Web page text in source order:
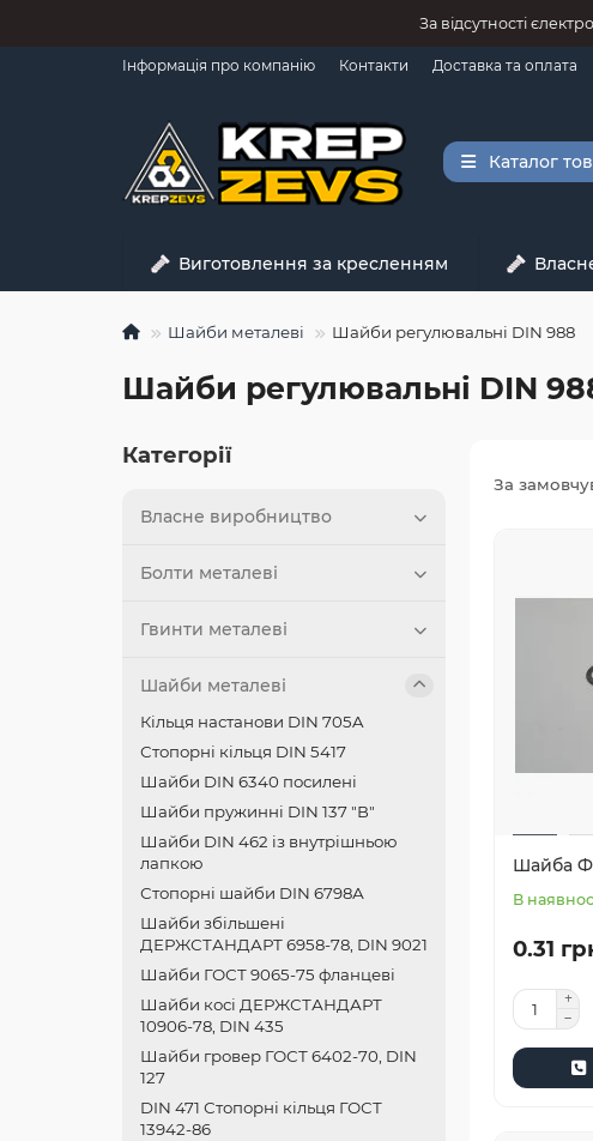
За відсутності
Інформація про компанію Контакти Доставка та оплата
Каталог
Виготовлення за кресленням
Шайби металеві Шайби регулювальні DIN 988
Шайби регулювальні DIN
Категорії
Власне виробництво
Болти металеві
Гвинти металеві
Шайби металеві
Кільця настанови DIN 705A
Стопорні кільця DIN 5417
Шайби DIN 6340 посилені
Шайби пружинні DIN 137 "В"
Шайби DIN 462 із внутрішньою
лапкою
Стопорні шайби DIN 6798А
Шайби збільшені
ДЕРЖСТАНДАРТ 6958-78, DIN 9021
Шайби ГОСТ 9065-75 фланцеві
Шайби косі ДЕРЖСТАНДАРТ
10906-78, DIN 435
Шайби гровер ГОСТ 6402-70, DIN
127
DIN 471 Стопорні кільця ГОСТ
13942-86
За
Шайба
В
0.31